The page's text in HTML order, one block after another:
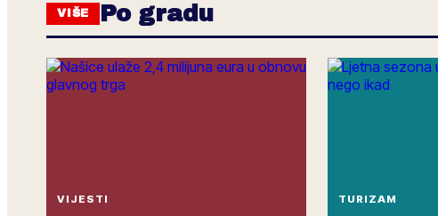
VIŠE Po gradu
VIJESTI TURIZAM